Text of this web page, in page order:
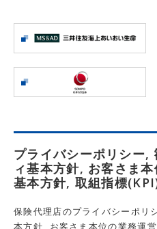
プライバシーポリシー,
ィ基本方針, お客さま
基本方針, 取組指標
保険代理店のプライバシーポリ
本方針, お客さま本位の業務運